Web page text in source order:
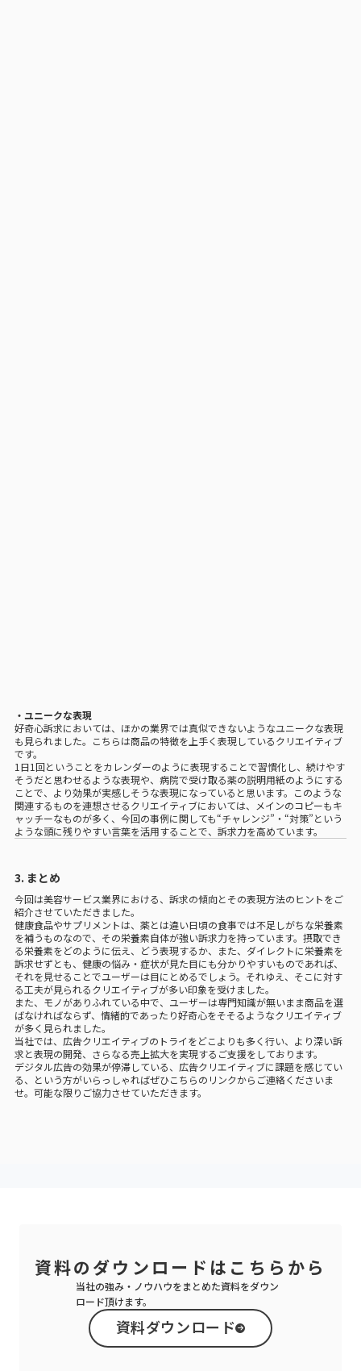
・ユニークな表現
好奇心訴求においては、ほかの業界では真似できないようなユニークな表現
も見られました。こちらは商品の特徴を上手く表現しているクリエイティブ
です。
1日1回ということをカレンダーのように表現することで習慣化し、続けやす
そうだと思わせるような表現や、病院で受け取る薬の説明用紙のようにする
ことで、より効果が実感しそうな表現になっていると思います。このような
関連するものを連想させるクリエイティブにおいては、メインのコピーもキ
ャッチーなものが多く、今回の事例に関しても“チャレンジ”・“対策”という
ような頭に残りやすい言葉を活用することで、訴求力を高めています。
3. まとめ
今回は美容サービス業界における、訴求の傾向とその表現方法のヒントをご
紹介させていただきました。
健康食品やサプリメントは、薬とは違い日頃の食事では不足しがちな栄養素
を補うものなので、その栄養素自体が強い訴求力を持っています。摂取でき
る栄養素をどのように伝え、どう表現するか、また、ダイレクトに栄養素を
訴求せずとも、健康の悩み・症状が見た目にも分かりやすいものであれば、
それを見せることでユーザーは目にとめるでしょう。それゆえ、そこに対す
る工夫が見られるクリエイティブが多い印象を受けました。
また、モノがありふれている中で、ユーザーは専門知識が無いまま商品を選
ばなければならず、情緒的であったり好奇心をそそるようなクリエイティブ
が多く見られました。
当社では、広告クリエイティブのトライをどこよりも多く行い、より深い訴
求と表現の開発、さらなる売上拡大を実現するご支援をしております。
デジタル広告の効果が停滞している、広告クリエイティブに課題を感じてい
る、という方がいらっしゃればぜひこちらのリンクからご連絡くださいま
せ。可能な限りご協力させていただきます。
資料のダウンロードは こちらから
当社の強み・ノウハウをまとめた資料をダウン
ロード頂けます。
資料ダウンロード